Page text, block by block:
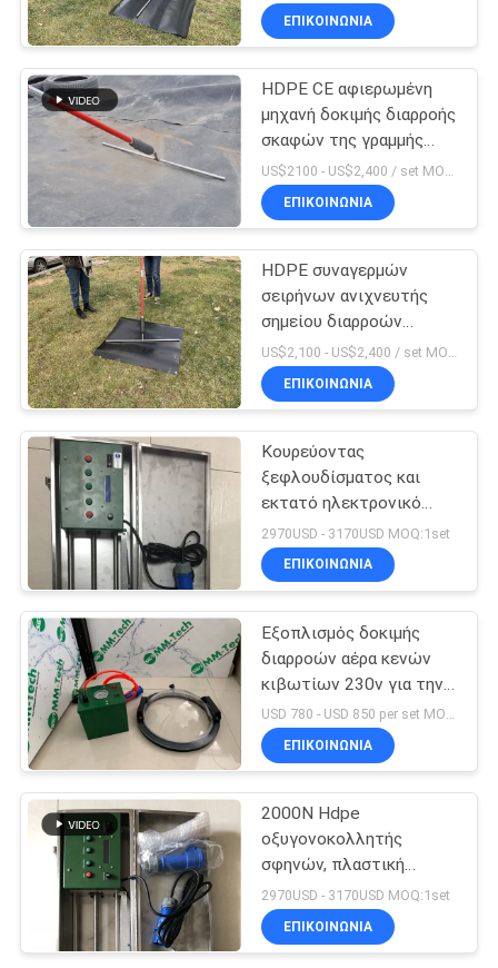
SITEMAP
PRIVACY
POLICY
Μηχανή
συγκόλλησης
εξώθησης
102
Χειρωνακτική
μηχανή
συγκόλλησης
τήξης άκρης
Μηχανή
συγκόλλησης
τήξης υποδοχών
86
Μηχανή τήξης
σελών
ΕΠΙΚΟΙΝΩΝΙΑ
HDPE CE αφιερωμένη
μηχανή δοκιμής διαρροής
σκαφών της γραμμής
φραγμάτων εργαλείων
συγκόλλησης υλικά
οδόστρωσης
ΕΠΙΚΟΙΝΩΝΙΑ
HDPE συναγερμών
σειρήνων ανιχνευτής
σημείου διαρροών
ταινιών εργαλείων
συγκόλλησης 18 κλ
ΕΠΙΚΟΙΝΩΝΙΑ
Κουρεύοντας
ξεφλουδίσματος και
εκτατό ηλεκτρονικό
Tensiometer 50hz
Geomembrane δοκιμής
2970USD - 3170USD MOQ:1set
ΕΠΙΚΟΙΝΩΝΙΑ
Εξοπλισμός δοκιμής
διαρροών αέρα κενών
κιβωτίων 230v για την
ποιότητα συγκόλλησης
δοκιμής
USD 780 - USD 850 per set MOQ:1set
ΕΠΙΚΟΙΝΩΝΙΑ
2000N Hdpe
οξυγονοκολλητής
σφηνών, πλαστική
μηχανή συγκόλλησης
Geomembrane
2970USD - 3170USD MOQ:1set
ΕΠΙΚΟΙΝΩΝΙΑ